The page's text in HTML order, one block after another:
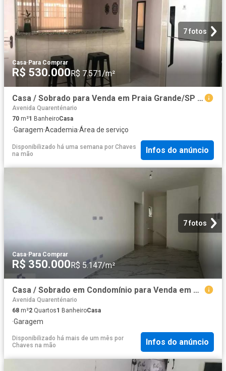
7 fotos
Casa· Para Comprar
R$ 530.000R$ 7.571/m²
Casa / Sobrado para Venda em Praia Grande/SP Guilhermina
Avenida Quarenténario
70 m²1 BanheiroCasa
·Garagem·Academia·Área de serviço
Disponibilizado há uma semana por Chaves
na mão
Infos do anúncio
7 fotos
Casa·Para Comprar
R$ 350.000R$ 5.147/m²
Casa / Sobrado em Condomínio para Venda em Praia Grande/SP Sítio do Campo 2 Quartos
Avenida Quarenténario
68 m²2 Quartos1 BanheiroCasa
·Garagem
Disponibilizado há mais de um mês por
Chaves na mão
Infos do anúncio